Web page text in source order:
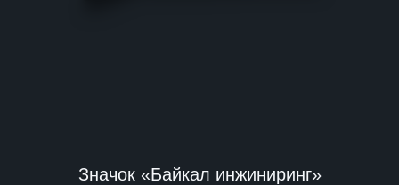
Значок «Байкал инжиниринг»